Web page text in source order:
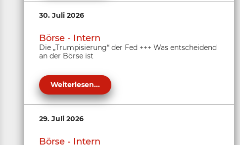
30. Juli 2026
Börse - Intern
Die „Trumpisierung“ der Fed +++ Was entscheidend
an der Börse ist
Weiterlesen...
29. Juli 2026
Börse - Intern